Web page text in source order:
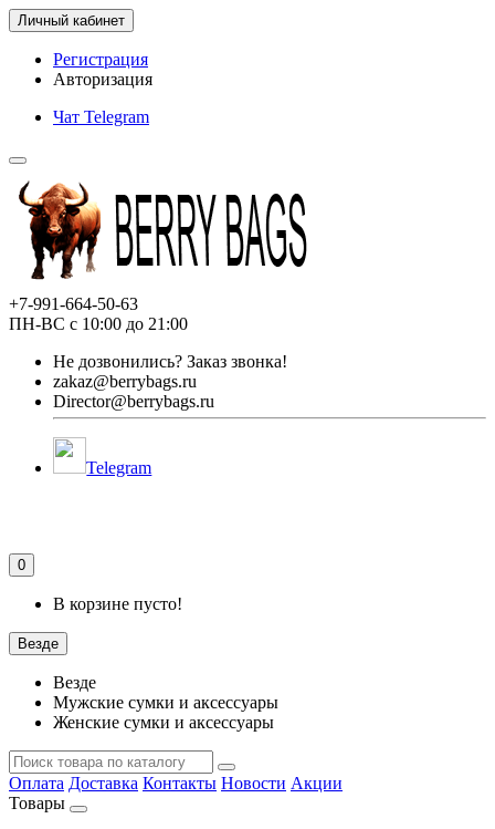
Личный кабинет
Регистрация
Авторизация
Чат Telegram
+7-991-664-50-63
ПН-ВС с 10:00 до 21:00
Не дозвонились? Заказ звонка!
zakaz@berrybags.ru
Director@berrybags.ru
Telegram
0
В корзине пусто!
Везде
Везде
Мужские сумки и аксессуары
Женские сумки и аксессуары
Оплата Доставка Контакты Новости Акции
Товары